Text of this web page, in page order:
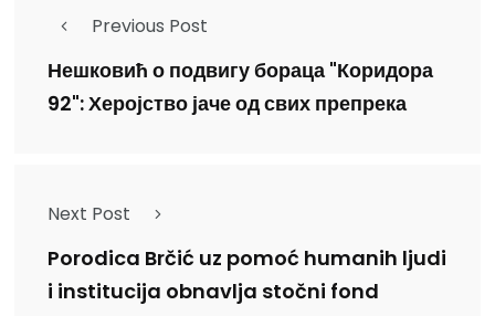
Previous Post
Нешковић о подвигу бораца "Коридора
92": Херојство јаче од свих препрека
Next Post
Porodica Brčić uz pomoć humanih ljudi
i institucija obnavlja stočni fond